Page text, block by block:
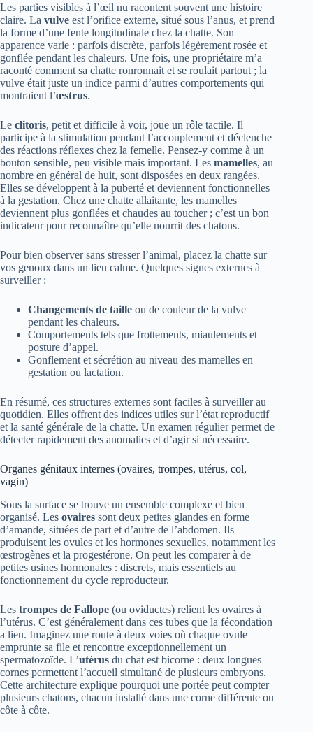
Les parties visibles à l’œil nu racontent souvent une histoire
claire. La vulve est l’orifice externe, situé sous l’anus, et prend
la forme d’une fente longitudinale chez la chatte. Son
apparence varie : parfois discrète, parfois légèrement rosée et
gonflée pendant les chaleurs. Une fois, une propriétaire m’a
raconté comment sa chatte ronronnait et se roulait partout ; la
vulve était juste un indice parmi d’autres comportements qui
montraient l’œstrus.
Le clitoris, petit et difficile à voir, joue un rôle tactile. Il
participe à la stimulation pendant l’accouplement et déclenche
des réactions réflexes chez la femelle. Pensez-y comme à un
bouton sensible, peu visible mais important. Les mamelles, au
nombre en général de huit, sont disposées en deux rangées.
Elles se développent à la puberté et deviennent fonctionnelles
à la gestation. Chez une chatte allaitante, les mamelles
deviennent plus gonflées et chaudes au toucher ; c’est un bon
indicateur pour reconnaître qu’elle nourrit des chatons.
Pour bien observer sans stresser l’animal, placez la chatte sur
vos genoux dans un lieu calme. Quelques signes externes à
surveiller :
Changements de taille ou de couleur de la vulve
pendant les chaleurs.
Comportements tels que frottements, miaulements et
posture d’appel.
Gonflement et sécrétion au niveau des mamelles en
gestation ou lactation.
En résumé, ces structures externes sont faciles à surveiller au
quotidien. Elles offrent des indices utiles sur l’état reproductif
et la santé générale de la chatte. Un examen régulier permet de
détecter rapidement des anomalies et d’agir si nécessaire.
Organes génitaux internes (ovaires, trompes, utérus, col,
vagin)
Sous la surface se trouve un ensemble complexe et bien
organisé. Les ovaires sont deux petites glandes en forme
d’amande, situées de part et d’autre de l’abdomen. Ils
produisent les ovules et les hormones sexuelles, notamment les
œstrogènes et la progestérone. On peut les comparer à de
petites usines hormonales : discrets, mais essentiels au
fonctionnement du cycle reproducteur.
Les trompes de Fallope (ou oviductes) relient les ovaires à
l’utérus. C’est généralement dans ces tubes que la fécondation
a lieu. Imaginez une route à deux voies où chaque ovule
emprunte sa file et rencontre exceptionnellement un
spermatozoïde. L’utérus du chat est bicorne : deux longues
cornes permettent l’accueil simultané de plusieurs embryons.
Cette architecture explique pourquoi une portée peut compter
plusieurs chatons, chacun installé dans une corne différente ou
côte à côte.